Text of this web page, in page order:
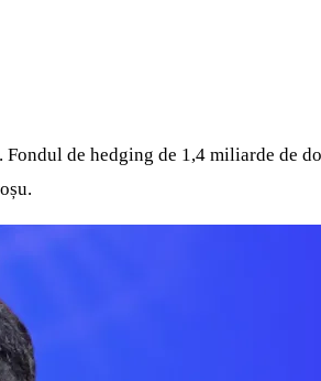
de hedging de 1,4 miliarde de